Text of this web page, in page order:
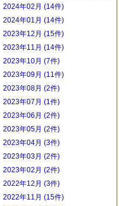
2024年02月 (14件)
2024年01月 (14件)
2023年12月 (15件)
2023年11月 (14件)
2023年10月 (7件)
2023年09月 (11件)
2023年08月 (2件)
2023年07月 (1件)
2023年06月 (2件)
2023年05月 (2件)
2023年04月 (3件)
2023年03月 (2件)
2023年02月 (2件)
2022年12月 (3件)
2022年11月 (15件)